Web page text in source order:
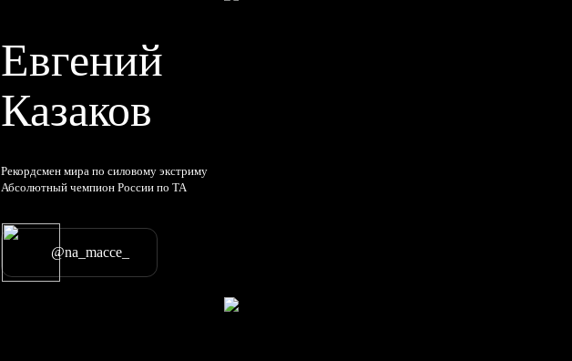
Евгений
Казаков
Рекордсмен мира по силовому экстриму
Абсолютный чемпион России по ТА
@na_macce_